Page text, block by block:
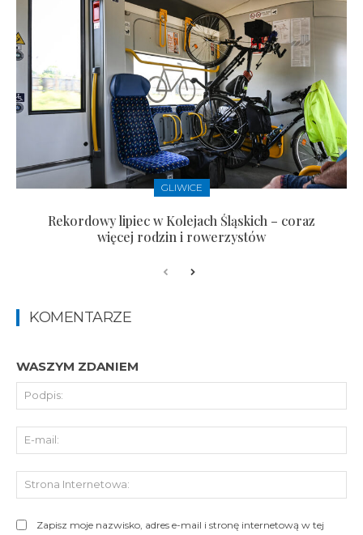
GLIWICE
Rekordowy lipiec w Kolejach Śląskich – coraz
więcej rodzin i rowerzystów
KOMENTARZE
WASZYM ZDANIEM
Zapisz moje nazwisko, adres e-mail i stronę internetową w tej